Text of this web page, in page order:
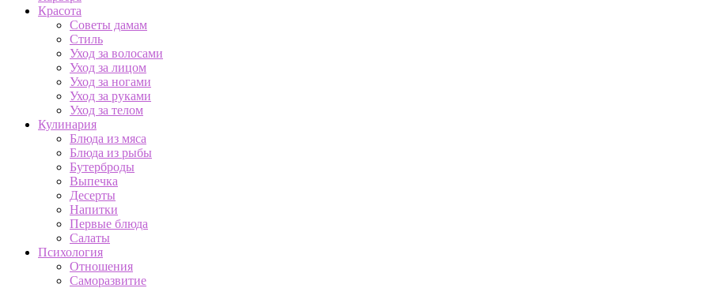
Красота
Советы дамам
Стиль
Уход за волосами
Уход за лицом
Уход за ногами
Уход за руками
Уход за телом
Кулинария
Блюда из мяса
Блюда из рыбы
Бутерброды
Выпечка
Десерты
Напитки
Первые блюда
Салаты
Психология
Отношения
Саморазвитие